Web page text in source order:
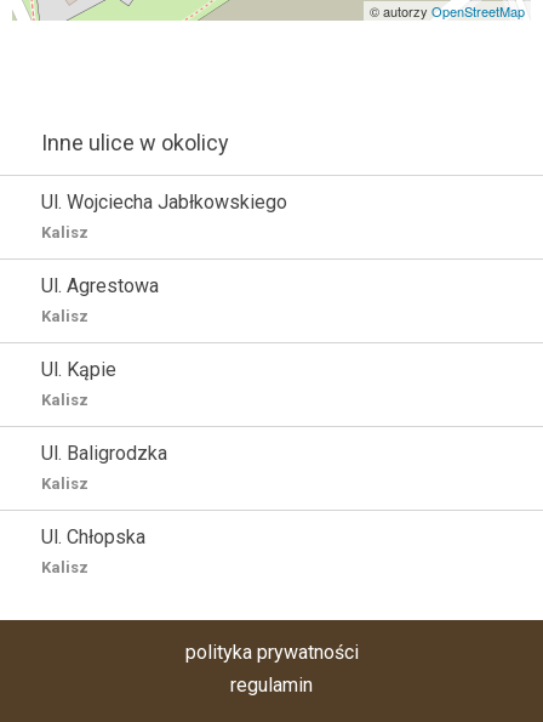
© autorzy OpenStreetMap
Inne ulice w okolicy
Ul. Wojciecha Jabłkowskiego
Kalisz
Ul. Agrestowa
Kalisz
Ul. Kąpie
Kalisz
Ul. Baligrodzka
Kalisz
Ul. Chłopska
Kalisz
polityka prywatności
regulamin